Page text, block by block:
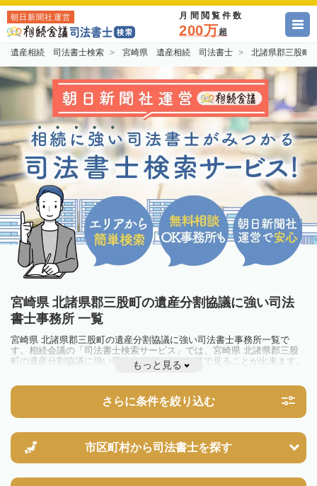
朝日新聞社運営 月間閲覧件数
200万超
遺産相続 司法書士検索 宮崎県 遺産相続 司法書士 北諸県郡三股
宮崎県 北諸県郡三股町の遺産分割協議に強い司法
書士事務所 一覧
宮崎県 北諸県郡三股町の遺産分割協議に強い司法書士事務所一覧で
す。相続会議の「司法書士検索サービス」では、宮崎県 北諸県郡三股
町の遺産分割協議に強い司法書士事務所を一覧で見ることが出来ます。
相続のトラブルやお悩みを抱えている方は一度近隣の司法書士に相談し
もっと見る
さらに条件を絞り込む
市区町村から司法書士を探す